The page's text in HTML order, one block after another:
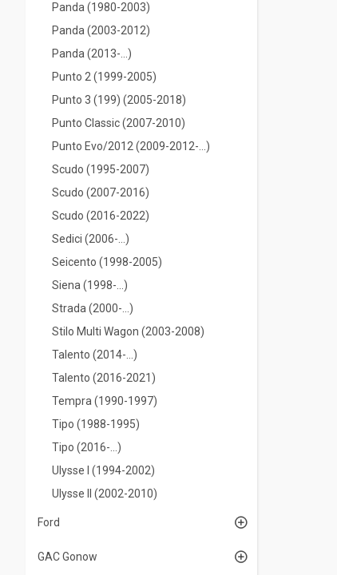
Panda (1980-2003)
Panda (2003-2012)
Panda (2013-...)
Punto 2 (1999-2005)
Punto 3 (199) (2005-2018)
Punto Classic (2007-2010)
Punto Evo/2012 (2009-2012-...)
Scudo (1995-2007)
Scudo (2007-2016)
Scudo (2016-2022)
Sedici (2006-...)
Seicento (1998-2005)
Siena (1998-...)
Strada (2000-...)
Stilo Multi Wagon (2003-2008)
Talento (2014-...)
Talento (2016-2021)
Tempra (1990-1997)
Tipo (1988-1995)
Tipo (2016-...)
Ulysse I (1994-2002)
Ulysse II (2002-2010)
Ford
GAC Gonow